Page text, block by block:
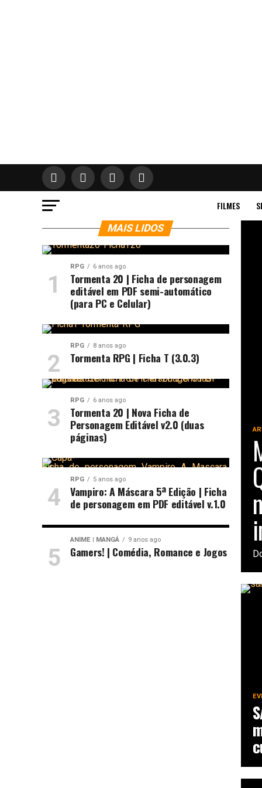
FILMES
MAIS LIDOS
RPG 6 anos ago
Tormenta 20 | Ficha de personagem
editável em PDF semi-automático
(para PC e Celular)
RPG 8 anos ago
Tormenta RPG | Ficha T (3.0.3)
RPG 6 anos ago
Tormenta 20 | Nova Ficha de
Personagem Editável v2.0 (duas
páginas)
RPG 5 anos ago
Vampiro: A Máscara 5ª Edição | Ficha
de personagem em PDF editável v.1.0
ANIME | MANGÁ 9 anos ago
Gamers! | Comédia, Romance e Jogos